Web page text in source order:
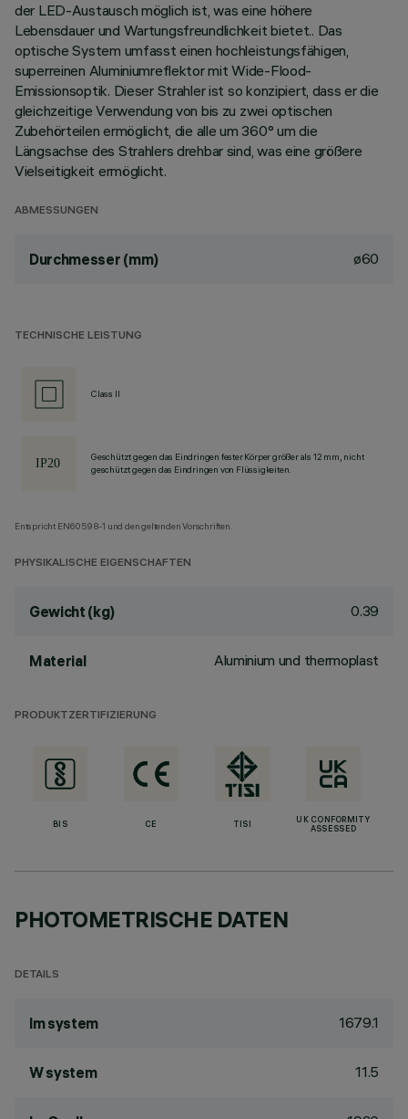
der LED-Austausch möglich ist, was eine höhere
Lebensdauer und Wartungsfreundlichkeit bietet.. Das
optische System umfasst einen hochleistungsfähigen,
superreinen Aluminiumreflektor mit Wide-Flood-
Emissionsoptik. Dieser Strahler ist so konzipiert, dass er die
gleichzeitige Verwendung von bis zu zwei optischen
Zubehörteilen ermöglicht, die alle um 360° um die
Längsachse des Strahlers drehbar sind, was eine größere
Vielseitigkeit ermöglicht.
ABMESSUNGEN
Durchmesser (mm) ø60
TECHNISCHE LEISTUNG
Class II
Geschützt gegen das Eindringen fester Körper größer als 12 mm, nicht
geschützt gegen das Eindringen von Flüssigkeiten.
Entspricht EN60598-1 und den geltenden Vorschriften.
PHYSIKALISCHE EIGENSCHAFTEN
Gewicht (kg) 0.39
Material Aluminium und thermoplast
PRODUKTZERTIFIZIERUNG
BIS CE TISI
UK CONFORMITY
ASSESSED
PHOTOMETRISCHE DATEN
DETAILS
lm system 1679.1
W system 11.5